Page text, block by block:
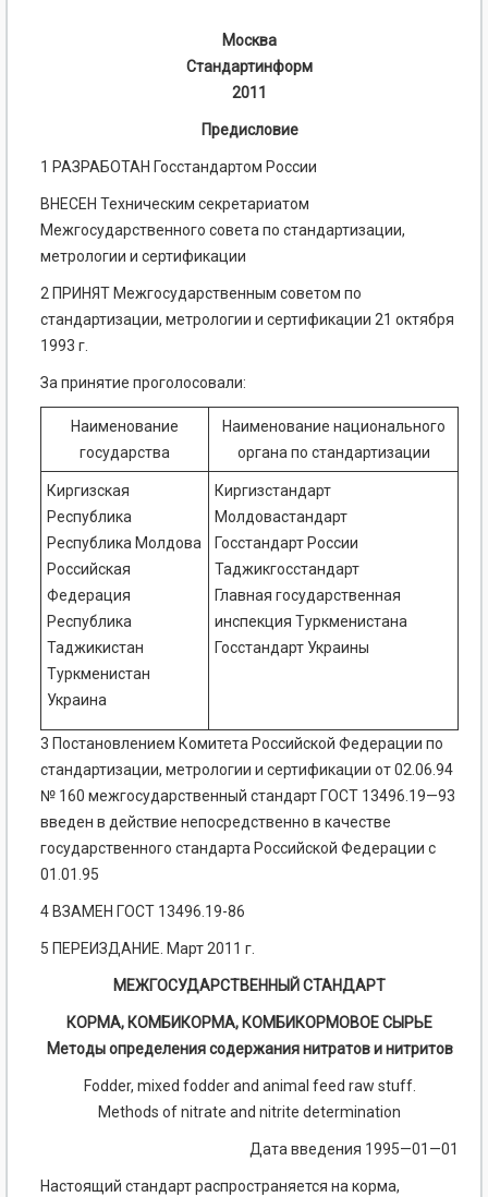
Москва
Стандартинформ
2011
Предисловие
1 РАЗРАБОТАН Госстандартом России
ВНЕСЕН Техническим секретариатом
Межгосударственного совета по стандартизации,
метрологии и сертификации
2 ПРИНЯТ Межгосударственным советом по
стандартизации, метрологии и сертификации 21 октября
1993 г.
За принятие проголосовали:
Наименование
государства
Наименование национального
органа по стандартизации
Киргизская
Республика
Республика Молдова
Российская
Федерация
Республика
Таджикистан
Туркменистан
Украина
Киргизстандарт
Молдовастандарт
Госстандарт России
Таджикгосстандарт
Главная государственная
инспекция Туркменистана
Госстандарт Украины
3 Постановлением Комитета Российской Федерации по
стандартизации, метрологии и сертификации от 02.06.94
№ 160 межгосударственный стандарт ГОСТ 13496.19—93
введен в действие непосредственно в качестве
государственного стандарта Российской Федерации с
01.01.95
4 ВЗАМЕН ГОСТ 13496.19-86
5 ПЕРЕИЗДАНИЕ. Март 2011 г.
МЕЖГОСУДАРСТВЕННЫЙ СТАНДАРТ
КОРМА, КОМБИКОРМА, КОМБИКОРМОВОЕ СЫРЬЕ
Методы определения содержания нитратов и нитритов
Fodder, mixed fodder and animal feed raw stuff.
Methods of nitrate and nitrite determination
Дата введения 1995—01—01
Настоящий стандарт распространяется на корма,